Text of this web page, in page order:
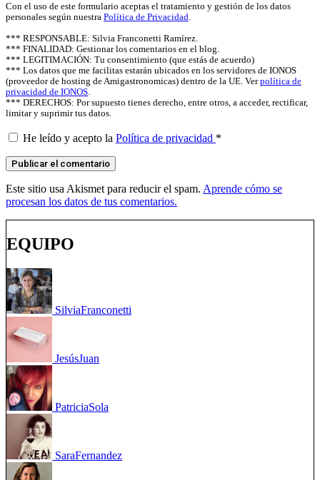
Con el uso de este formulario aceptas el tratamiento y gestión de los datos
personales según nuestra Política de Privacidad.
*** RESPONSABLE: Silvia Franconetti Ramírez.
*** FINALIDAD: Gestionar los comentarios en el blog.
*** LEGITIMACIÓN: Tu consentimiento (que estás de acuerdo)
*** Los datos que me facilitas estarán ubicados en los servidores de IONOS
(proveedor de hosting de Amigastronomicas) dentro de la UE. Verpolítica de
privacidad de IONOS.
*** DERECHOS: Por supuesto tienes derecho, entre otros, a acceder, rectificar,
limitar y suprimir tus datos.
He leído y acepto la Política de privacidad *
Este sitio usa Akismet para reducir el spam. Aprende cómo se
procesan los datos de tus comentarios.
EQUIPO
SilviaFranconetti
JesúsJuan
PatriciaSola
SaraFernandez